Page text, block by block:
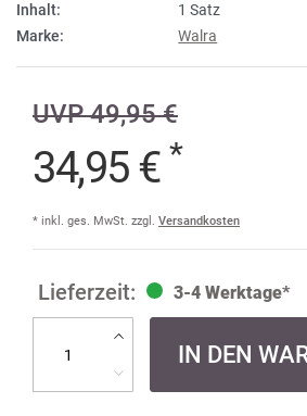
Inhalt:
1 Satz
Marke:
Walra
UVP 49,95 €
34,95 € *
* inkl. ges. MwSt. zzgl. Versandkosten
3-4 Werktage*
IN DEN